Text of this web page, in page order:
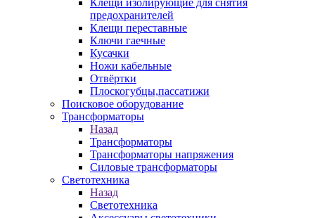
Клещи изолирующие для снятия
предохранителей
Клещи переставные
Ключи гаечные
Кусачки
Ножи кабельные
Отвёртки
Плоскогубцы,пассатижи
Поисковое оборудование
Трансформаторы
Назад
Трансформаторы
Трансформаторы напряжения
Силовые трансформаторы
Светотехника
Назад
Светотехника